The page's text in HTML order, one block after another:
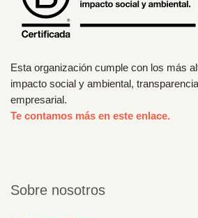
Esta organización cumple con los más
impacto social y ambiental,
empresarial.
Te contamos más en este enlace.
Sobre nosotros